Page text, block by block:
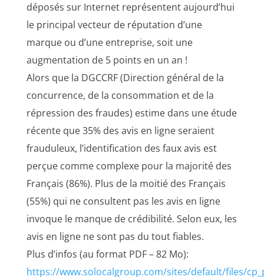
déposés sur Internet représentent aujourd’hui
le principal vecteur de réputation d’une
marque ou d’une entreprise, soit une
augmentation de 5 points en un an !
Alors que la DGCCRF (Direction général de la
concurrence, de la consommation et de la
répression des fraudes) estime dans une étude
récente que 35% des avis en ligne seraient
frauduleux, l’identification des faux avis est
perçue comme complexe pour la majorité des
Français (86%). Plus de la moitié des Français
(55%) qui ne consultent pas les avis en ligne
invoque le manque de crédibilité. Selon eux, les
avis en ligne ne sont pas du tout fiables.
Plus d’infos (au format PDF – 82 Mo):
https://www.solocalgroup.com/sites/default/files/